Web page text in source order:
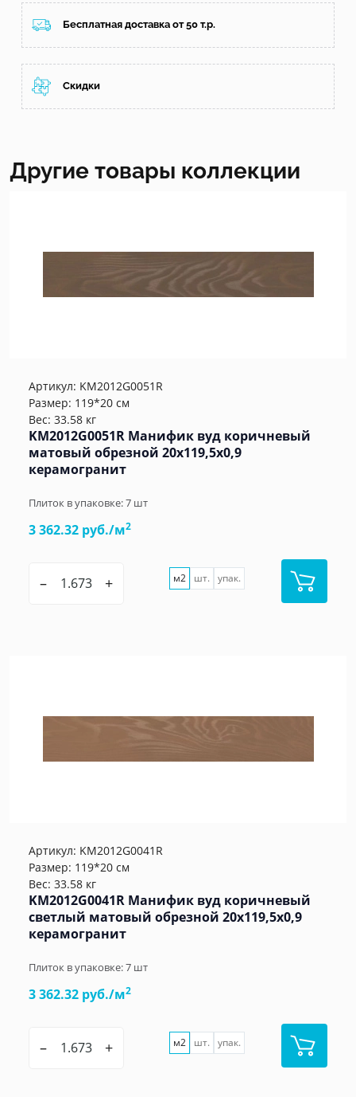
Бесплатная доставка от 50 т.р.
Скидки
Другие товары коллекции
Артикул: KM2012G0051R
Размер: 119*20 см
Вес: 33.58 кг
KM2012G0051R Манифик вуд коричневый
матовый обрезной 20x119,5x0,9
керамогранит
Плиток в упаковке:7 шт
3 362.32 руб./м2
– + м2 шт. упак.
Артикул: KM2012G0041R
Размер: 119*20 см
Вес: 33.58 кг
KM2012G0041R Манифик вуд коричневый
светлый матовый обрезной 20x119,5x0,9
керамогранит
Плиток в упаковке:7 шт
3 362.32 руб./м2
– + м2 шт. упак.